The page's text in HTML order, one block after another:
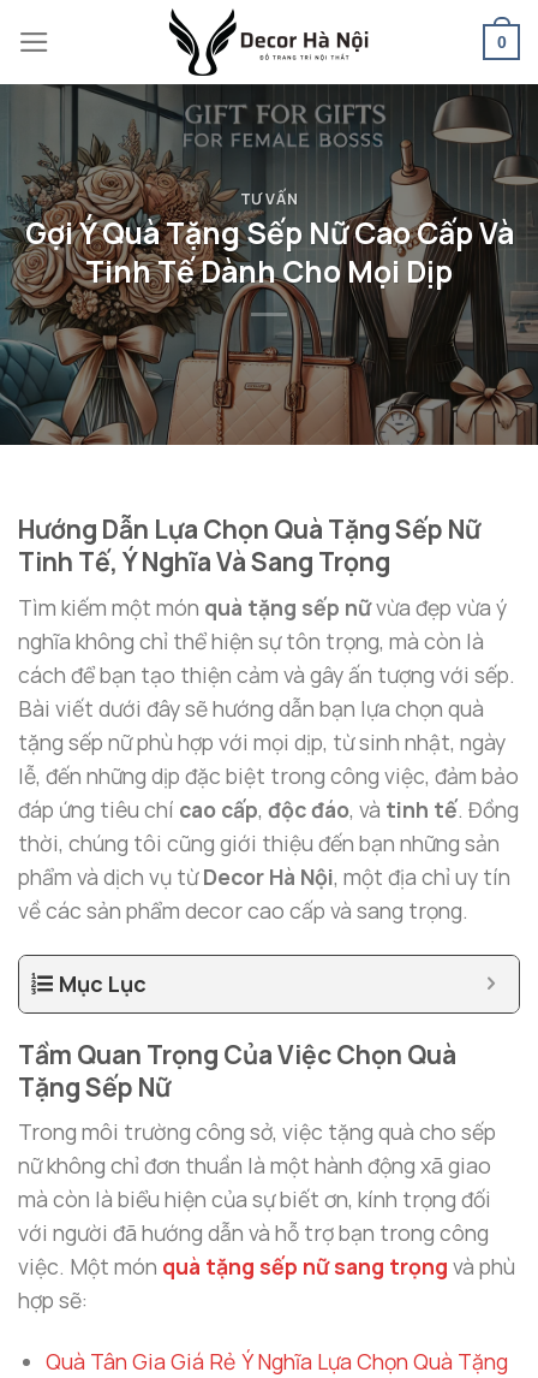
to
content
0
TƯ VẤN
Gợi Ý Quà Tặng Sếp Nữ Cao Cấp Và
Tinh Tế Dành Cho Mọi Dịp
Hướng Dẫn Lựa Chọn Quà Tặng Sếp Nữ
Tinh Tế, Ý Nghĩa Và Sang Trọng
Tìm kiếm một món quà tặng sếp nữvừa đẹp vừa ý
nghĩa không chỉ thể hiện sự tôn trọng, mà còn là
cách để bạn tạo thiện cảm và gây ấn tượng với sếp.
Bài viết dưới đây sẽ hướng dẫn bạn lựa chọn quà
tặng sếp nữ phù hợp với mọi dịp, từ sinh nhật, ngày
lễ, đến những dịp đặc biệt trong công việc, đảm bảo
đáp ứng tiêu chí cao cấp, độc đáo, và tinh tế. Đồng
thời, chúng tôi cũng giới thiệu đến bạn những sản
phẩm và dịch vụ từDecor Hà Nội, một địa chỉ uy tín
về các sản phẩm decor cao cấp và sang trọng.
Mục Lục
Tầm Quan Trọng Của Việc Chọn Quà
Tặng Sếp Nữ
Trong môi trường công sở, việc tặng quà cho sếp
nữ không chỉ đơn thuần là một hành động xã giao
mà còn là biểu hiện của sự biết ơn, kính trọng đối
với người đã hướng dẫn và hỗ trợ bạn trong công
việc. Một món quà tặng sếp nữ sang trọng và phù
hợp sẽ:
Quà Tân Gia Giá Rẻ Ý Nghĩa Lựa Chọn Quà Tặng